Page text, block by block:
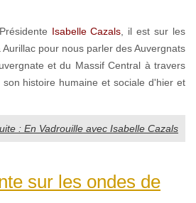
Isabelle Cazals , il est sur les
pour nous parler des Auvergnats
et du Massif Central à travers
histoire humaine et sociale d'hier et
: En Vadrouille avec Isabelle Cazals
sur les ondes de